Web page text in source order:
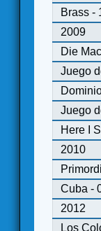
Brass -
2009
Die
Juego
Juego
Here I
2010
Cuba -
2012
Los